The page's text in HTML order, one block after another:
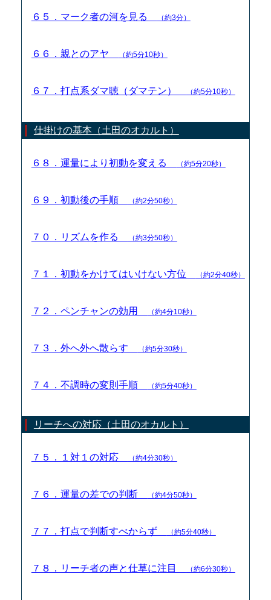
６５．マーク者の河を見る （約3分）
６６．親とのアヤ （約5分10秒）
６７．打点系ダマ聴（ダマテン） （約5分10秒）
仕掛けの基本（土田のオカルト）
６８．運量により初動を変える （約5分20秒）
６９．初動後の手順 （約2分50秒）
７０．リズムを作る （約3分50秒）
７１．初動をかけてはいけない方位 （約2分40秒）
７２．ペンチャンの効用 （約4分10秒）
７３．外へ外へ散らす （約5分30秒）
７４．不調時の変則手順 （約5分40秒）
リーチへの対応（土田のオカルト）
７５．１対１の対応 （約4分30秒）
７６．運量の差での判断 （約4分50秒）
７７．打点で判断すべからず （約5分40秒）
７８．リーチ者の声と仕草に注目 （約6分30秒）